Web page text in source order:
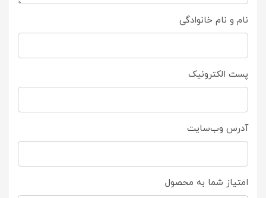
نام و نام خانوادگی
پست الکترونیک
آدرس وب‌سایت
امتیاز شما به محصول